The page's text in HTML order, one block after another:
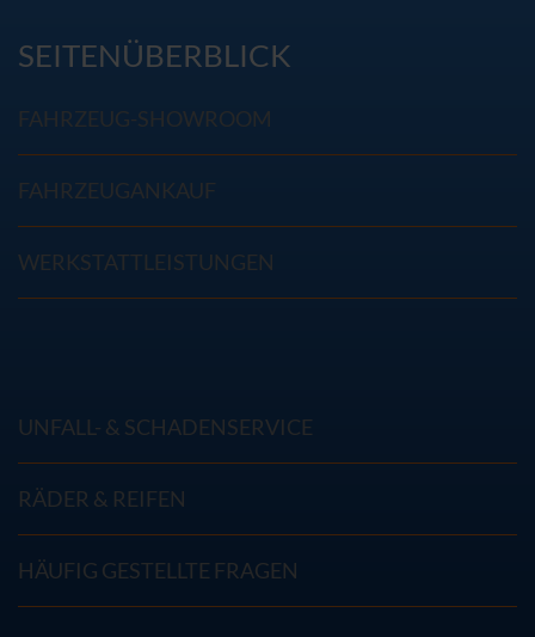
SEITENÜBERBLICK
FAHRZEUG-SHOWROOM
FAHRZEUGANKAUF
WERKSTATTLEISTUNGEN
UNFALL- & SCHADENSERVICE
RÄDER & REIFEN
HÄUFIG GESTELLTE FRAGEN